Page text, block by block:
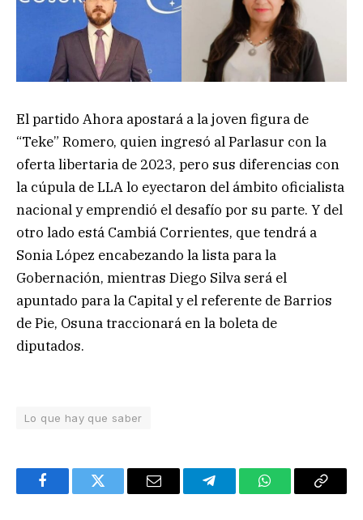
El partido Ahora apostará a la joven figura de
“Teke” Romero, quien ingresó al Parlasur con la
oferta libertaria de 2023, pero sus diferencias con
la cúpula de LLA lo eyectaron del ámbito oficialista
nacional y emprendió el desafío por su parte. Y del
otro lado está Cambiá Corrientes, que tendrá a
Sonia López encabezando la lista para la
Gobernación, mientras Diego Silva será el
apuntado para la Capital y el referente de Barrios
de Pie, Osuna traccionará en la boleta de
diputados.
Lo que hay que saber
FacebookTwitter Email TelegramWhatsAppCopy